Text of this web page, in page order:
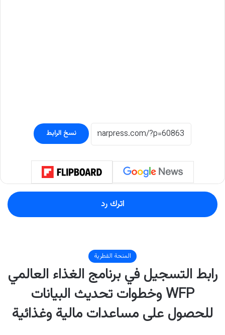
نسخ الرابط
اترك رد